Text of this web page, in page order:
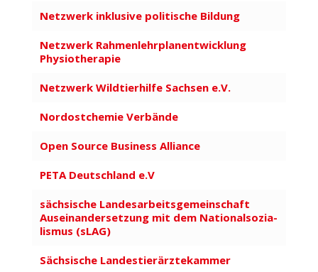
Netzwerk inklusive poli­tische Bildung
Netzwerk Rahmen­lehr­plan­ent­wicklung
Physio­the­rapie
Netzwerk Wild­tier­hilfe Sachsen e.V.
Nord­ost­chemie Verbände
Open Source Business Alliance
PETA Deutschland e.V
säch­sische Landes­ar­beits­ge­mein­schaft
Ausein­an­der­setzung mit dem Natio­nal­so­zia­
lismus (sLAG)
Säch­sische Landes­tier­ärz­te­kammer